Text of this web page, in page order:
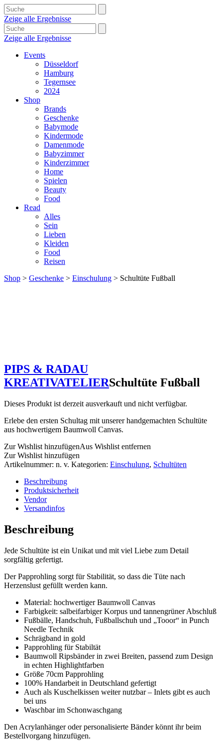
Zeige alle Ergebnisse
Zeige alle Ergebnisse
Events
Düsseldorf
Hamburg
Tegernsee
2024
Shop
Brands
Geschenke
Babymode
Kindermode
Damenmode
Babyzimmer
Kinderzimmer
Home
Spielen
Beauty
Food
Read
Alles
Sein
Lieben
Kleiden
Food
Reisen
Shop > Geschenke > Einschulung > Schultüte Fußball
PIPS & RADAU
KREATIVATELIERSchultüte Fußball
Dieses Produkt ist derzeit ausverkauft und nicht verfügbar.
Erlebe den ersten Schultag mit unserer handgemachten Schultüte
aus hochwertigem Baumwoll Canvas.
Zur Wishlist hinzufügenAus Wishlist entfernen
Zur Wishlist hinzufügen
Artikelnummer: n. v. Kategorien: Einschulung, Schultüten
Beschreibung
Produktsicherheit
Vendor
Versandinfos
Beschreibung
Jede Schultüte ist ein Unikat und mit viel Liebe zum Detail
sorgfältig gefertigt.
Der Papprohling sorgt für Stabilität, so dass die Tüte nach
Herzenslust gefüllt werden kann.
Material: hochwertiger Baumwoll Canvas
Farbigkeit: salbeifarbiger Korpus und tannengrüner Abschluß
Fußbälle, Handschuh, Fußballschuh und „Tooor“ in Punch
Needle Technik
Schrägband in gold
Papprohling für Stabiltät
Baumwoll Ripsbänder in zwei Breiten, passend zum Design
in echten Highlightfarben
Größe 70cm Papprohling
100% Handarbeit in Deutschland gefertigt
Auch als Kuschelkissen weiter nutzbar – Inlets gibt es auch
bei uns
Waschbar im Schonwaschgang
Den Acrylanhänger oder personalisierte Bänder könnt ihr beim
Bestellvorgang hinzufügen.